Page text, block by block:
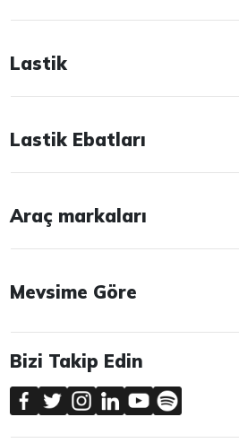
Lastik
Lastik Ebatları
Araç markaları
Mevsime Göre
Bizi Takip Edin